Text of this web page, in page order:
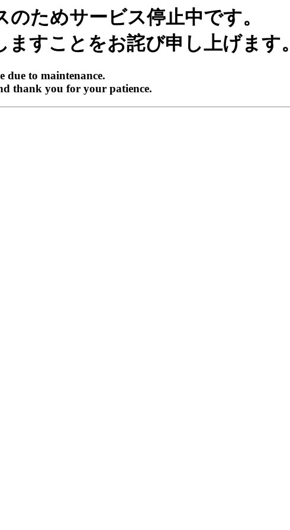
ためサービス停止中です。
すことをお詫び申し上げます。
due to maintenance.
thank you for your patience.